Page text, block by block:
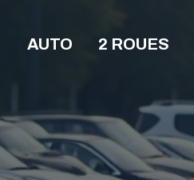
AUTO 2 ROUES